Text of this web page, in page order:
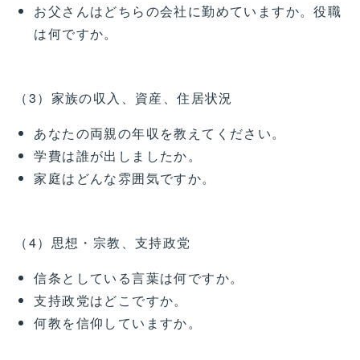
お父さんはどちらの会社に勤めていますか。役職
は何ですか。
（3）家族の収入、資産、住居状況
あなたの両親の年収を教えてください。
学費は誰が出しましたか。
家庭はどんな雰囲気ですか。
（4）思想・宗教、支持政党
信条としている言葉は何ですか。
支持政党はどこですか。
何教を信仰していますか。